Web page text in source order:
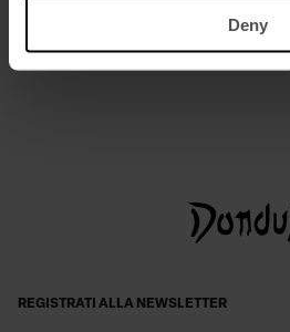
Deny
Camicia regular in gabardina tinto filo
REGISTRATI ALLA NEWSLETTER